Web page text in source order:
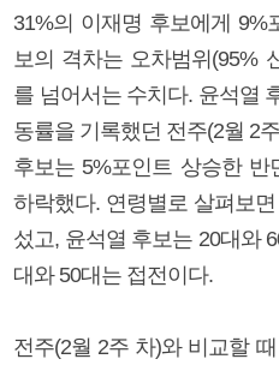
31%의 이재명 후보에게 9%
보의 격차는 오차범위(95%
를 넘어서는 수치다. 윤석열
동률을 기록했던 전주(2월 2
후보는 5%포인트 상승한 반
하락했다. 연령별로 살펴보
섰고, 윤석열 후보는 20대와
대와 50대는 접전이다.
전주(2월 2주 차)와 비교할